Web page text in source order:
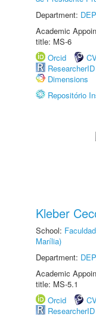
Department:
Academic
title: MS-6
Orcid
ResearcherID
Dimensions
Repositório
Kleber
School:
Marília)
Department:
Academic
title: MS-5.1
Orcid
ResearcherID